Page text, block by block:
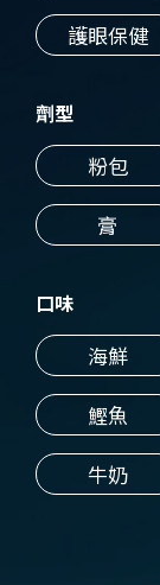
護眼保健
劑型
粉包
膏
口味
海鮮
鰹魚
牛奶